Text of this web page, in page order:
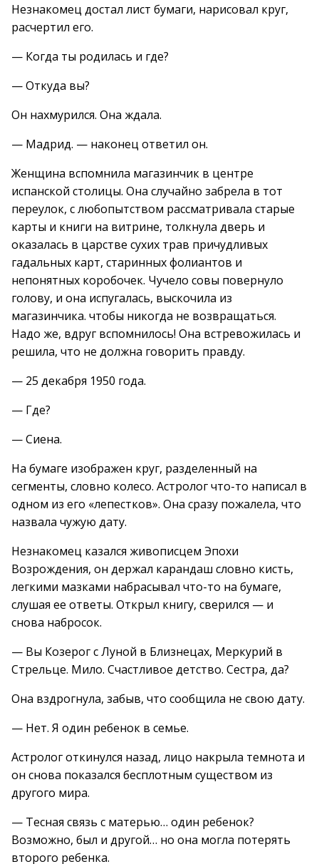
Незнакомец достал лист бумаги, нарисовал круг,
расчертил его.
— Когда ты родилась и где?
— Откуда вы?
Он нахмурился. Она ждала.
— Мадрид. — наконец ответил он.
Женщина вспомнила магазинчик в центре
испанской столицы. Она случайно забрела в тот
переулок, с любопытством рассматривала старые
карты и книги на витрине, толкнула дверь и
оказалась в царстве сухих трав причудливых
гадальных карт, старинных фолиантов и
непонятных коробочек. Чучело совы повернуло
голову, и она испугалась, выскочила из
магазинчика. чтобы никогда не возвращаться.
Надо же, вдруг вспомнилось! Она встревожилась и
решила, что не должна говорить правду.
— 25 декабря 1950 года.
— Где?
— Сиена.
На бумаге изображен круг, разделенный на
сегменты, словно колесо. Астролог что-то написал в
одном из его «лепестков». Она сразу пожалела, что
назвала чужую дату.
Незнакомец казался живописцем Эпохи
Возрождения, он держал карандаш словно кисть,
легкими мазками набрасывал что-то на бумаге,
слушая ее ответы. Открыл книгу, сверился — и
снова набросок.
— Вы Козерог с Луной в Близнецах, Меркурий в
Стрельце. Мило. Счастливое детство. Сестра, да?
Она вздрогнула, забыв, что сообщила не свою дату.
— Нет. Я один ребенок в семье.
Астролог откинулся назад, лицо накрыла темнота и
он снова показался бесплотным существом из
другого мира.
— Тесная связь с матерью… один ребенок?
Возможно, был и другой… но она могла потерять
второго ребенка.